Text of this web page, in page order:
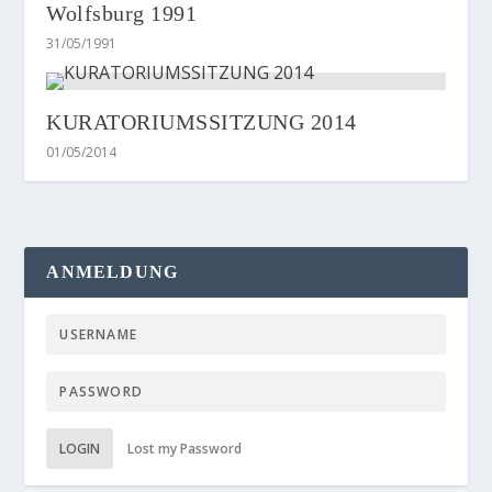
Wolfsburg 1991
31/05/1991
KURATORIUMSSITZUNG 2014
01/05/2014
ANMELDUNG
LOGIN Lost my Password